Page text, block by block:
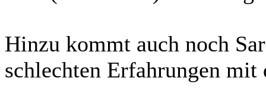
Hinzu kommt auch noch
schlechten Erfahrungen